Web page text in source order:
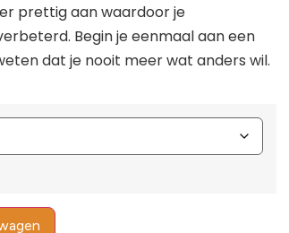
prettig aan waardoor je
Begin je eenmaal aan een
dat je nooit meer wat anders wil.